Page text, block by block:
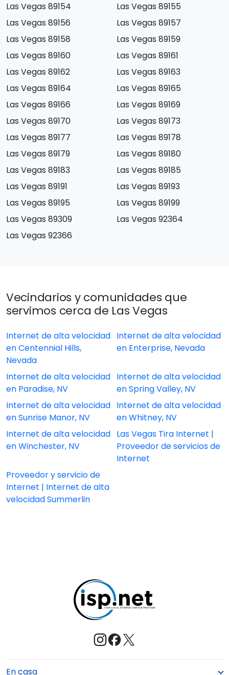
Las Vegas 89154
Las Vegas 89155
Las Vegas 89156
Las Vegas 89157
Las Vegas 89158
Las Vegas 89159
Las Vegas 89160
Las Vegas 89161
Las Vegas 89162
Las Vegas 89163
Las Vegas 89164
Las Vegas 89165
Las Vegas 89166
Las Vegas 89169
Las Vegas 89170
Las Vegas 89173
Las Vegas 89177
Las Vegas 89178
Las Vegas 89179
Las Vegas 89180
Las Vegas 89183
Las Vegas 89185
Las Vegas 89191
Las Vegas 89193
Las Vegas 89195
Las Vegas 89199
Las Vegas 89309
Las Vegas 92364
Las Vegas 92366
Vecindarios y comunidades que
servimos cerca de Las Vegas
Internet de alta velocidad
en Centennial Hills,
Nevada
Internet de alta velocidad
en Enterprise, Nevada
Internet de alta velocidad
en Paradise, NV
Internet de alta velocidad
en Spring Valley, NV
Internet de alta velocidad
en Sunrise Manor, NV
Internet de alta velocidad
en Whitney, NV
Internet de alta velocidad
en Winchester, NV
Las Vegas Tira Internet |
Proveedor de servicios de
Internet
Proveedor y servicio de
Internet | Internet de alta
velocidad Summerlin
En casa